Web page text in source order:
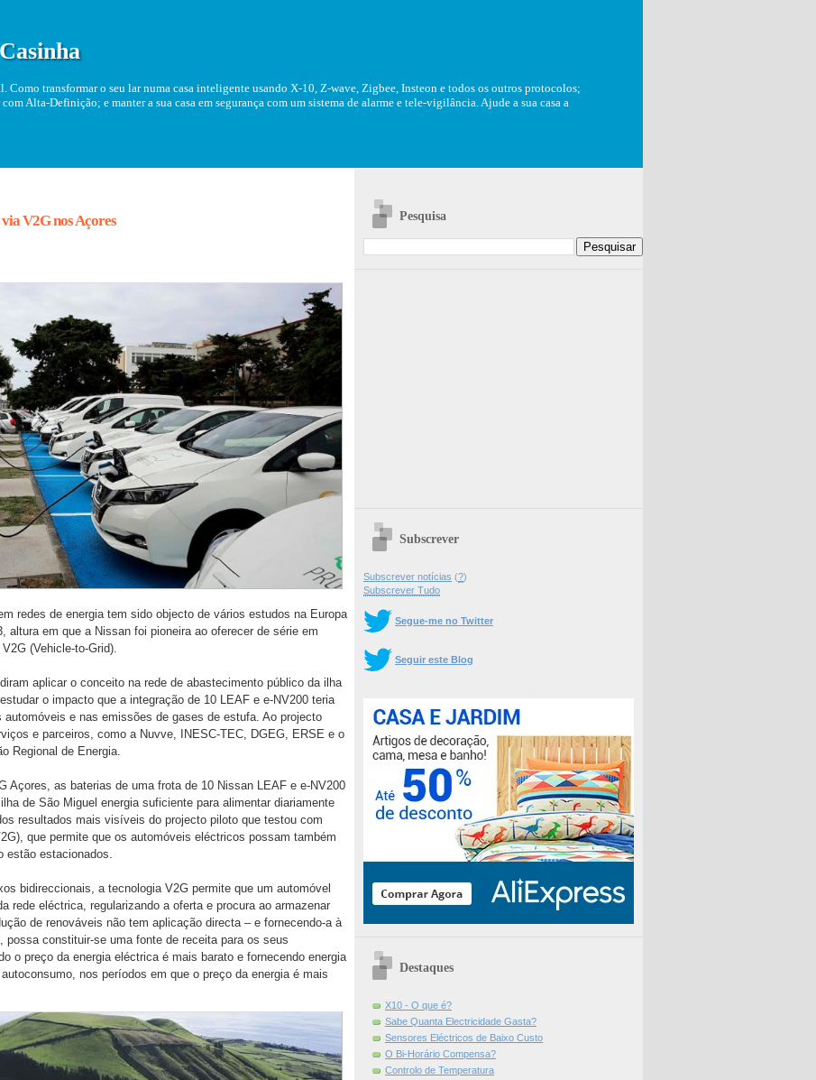
Como transformar o seu lar numa casa inteligente usando X-10, Z-wave, Zigbee, Insteon e todos os outros protocolos;
Alta-Definição; e manter a sua casa em segurança com um sistema de alarme e tele-vigilância. Ajude a sua casa a
V2G nos Açores
redes de energia tem sido objecto de vários estudos na Europa
altura em que a Nissan foi pioneira ao oferecer de série em
(Vehicle-to-Grid).
aplicar o conceito na rede de abastecimento público da ilha
o impacto que a integração de 10 LEAF e e-NV200 teria
e nas emissões de gases de estufa. Ao projecto
e parceiros, como a Nuvve, INESC-TEC, DGEG, ERSE e o
Regional de Energia.
Açores, as baterias de uma frota de 10 Nissan LEAF e e-NV200
de São Miguel energia suficiente para alimentar diariamente
resultados mais visíveis do projecto piloto que testou com
que permite que os automóveis eléctricos possam também
estão estacionados.
bidireccionais, a tecnologia V2G permite que um automóvel
rede eléctrica, regularizando a oferta e procura ao armazenar
de renováveis não tem aplicação directa – e fornecendo-a à
possa constituir-se uma fonte de receita para os seus
o preço da energia eléctrica é mais barato e fornecendo energia
nos períodos em que o preço da energia é mais
Pesquisa
Subscrever
Subscrever notícias (?)
Subscrever Tudo
Segue-me no Twitter
Seguir este Blog
Destaques
X10 - O que é?
Sabe Quanta Electricidade Gasta?
Sensores Eléctricos de Baixo Custo
O Bi-Horário Compensa?
Controlo de Temperatura